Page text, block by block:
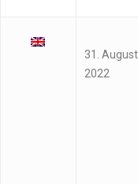
31. August
2022